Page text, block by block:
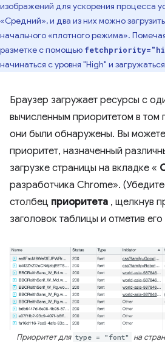
изображений для ускорения процесса
«Средний», и два из них можно
начального «плотного режима».
разметке с помощью
начинаться с уровня "High" и
Браузер загружает ресурсы с
вычисленным приоритетом в том
они были обнаружены. Вы
приоритет, назначенный
загрузке страницы на вкладке «
разработчика Chrome».
столбец приоритета , щелкнув
заголовок таблицы и отметив его
Приоритет для type = "font" на